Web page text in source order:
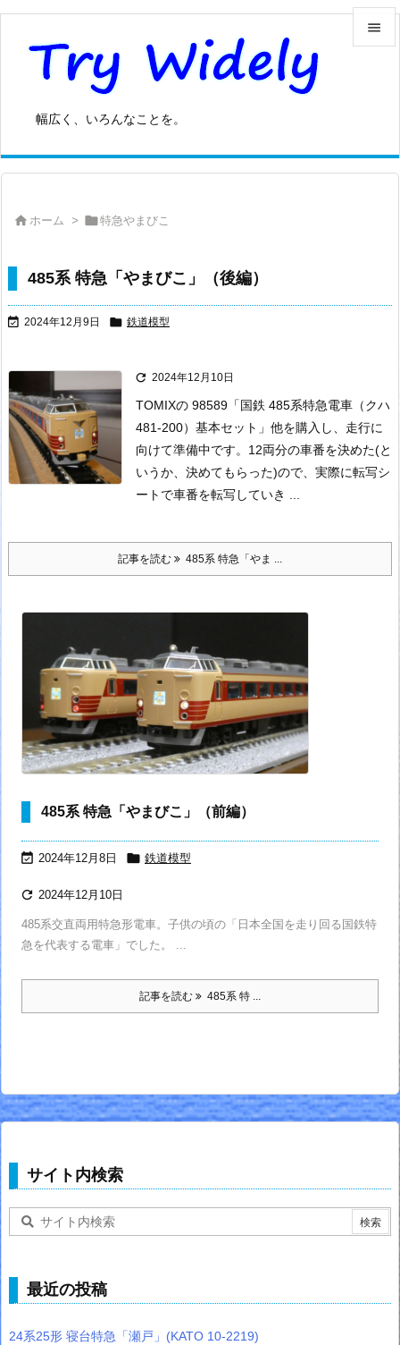
幅広く、いろんなことを。


前へ
 ホーム > 特急やまびこ
485系 特急「やまびこ」（後編）
 2024年12月9日  鉄道模型
 2024年12月10日
TOMIXの 98589「国鉄 485系特急電車（クハ
481-200）基本セット」他を購入し、走行に
向けて準備中です。 12両分の車番を決めた(と
いうか、決めてもらった)ので、実際に転写シ
ートで車番を転写していき ...
記事を読む 485系 特急「やま ...
485系 特急「やまびこ」（前編）
 2024年12月8日  鉄道模型
 2024年12月10日
485系交直両用特急形電車。子供の頃の「日本全国を走り回る国鉄特
急を代表する電車」でした。 ...
記事を読む 485系 特 ...
サイト内検索
最近の投稿
24系25形 寝台特急「瀬戸」(KATO 10-2219)